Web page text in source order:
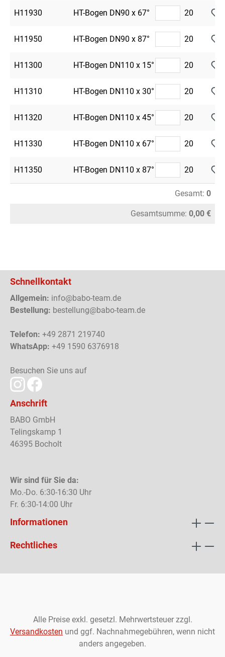
H11930 HT-Bogen DN90 x 67° 20
H11950 HT-Bogen DN90 x 87° 20
H11300 HT-Bogen DN110 x 15° 20
H11310 HT-Bogen DN110 x 30° 20
H11320 HT-Bogen DN110 x 45° 20
H11330 HT-Bogen DN110 x 67° 20
H11350 HT-Bogen DN110 x 87° 20
Gesamt: 0
Gesamtsumme: 0,00 €
Schnellkontakt
Allgemein: info@babo-team.de
Bestellung: bestellung@babo-team.de
Telefon: +49 2871 219740
WhatsApp: +49 1590 6376918
Besuchen Sie uns auf
Anschrift
BABO GmbH
Telingskamp 1
46395 Bocholt
Wir sind für Sie da:
Mo.-Do. 6:30-16:30 Uhr
Fr. 6:30-14:00 Uhr
Informationen
Rechtliches
Alle Preise exkl. gesetzl. Mehrwertsteuer zzgl.
Versandkosten und ggf. Nachnahmegebühren, wenn nicht
anders angegeben.